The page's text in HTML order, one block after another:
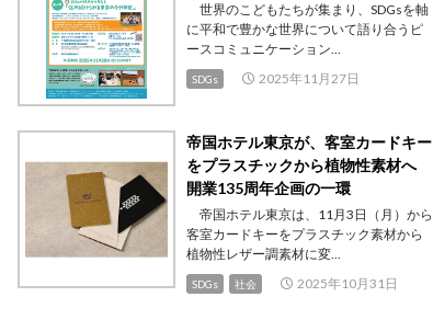
世界のこどもたちが集まり、SDGsを軸
に平和で豊かな世界について語り合うピ
ースコミュニケーション...
SDGs 2025年11月27日
帝国ホテル東京が、客室カードキー
をプラスチックから植物性素材へ
開業135周年企画の一環
帝国ホテル東京は、11月3日（月）から
客室カードキーをプラスチック素材から
植物性レザー調素材に変...
SDGs 社会 2025年10月31日